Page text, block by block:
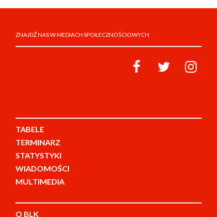
ZNAJDŹ NAS W MEDIACH SPOŁECZNOŚCIOWYCH
TABELE
TERMINARZ
STATYSTYKI
WIADOMOŚCI
MULTIMEDIA
O BLK